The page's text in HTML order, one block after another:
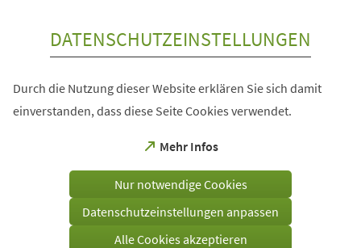
DATENSCHUTZEINSTELLUNGEN
Durch die Nutzung dieser Website erklären Sie sich damit
einverstanden, dass diese Seite Cookies verwendet.
Mehr Infos
(Öffnet
einem
Tab)
Nur notwendige Cookies
Datenschutzeinstellungen anpassen
Alle Cookies akzeptieren